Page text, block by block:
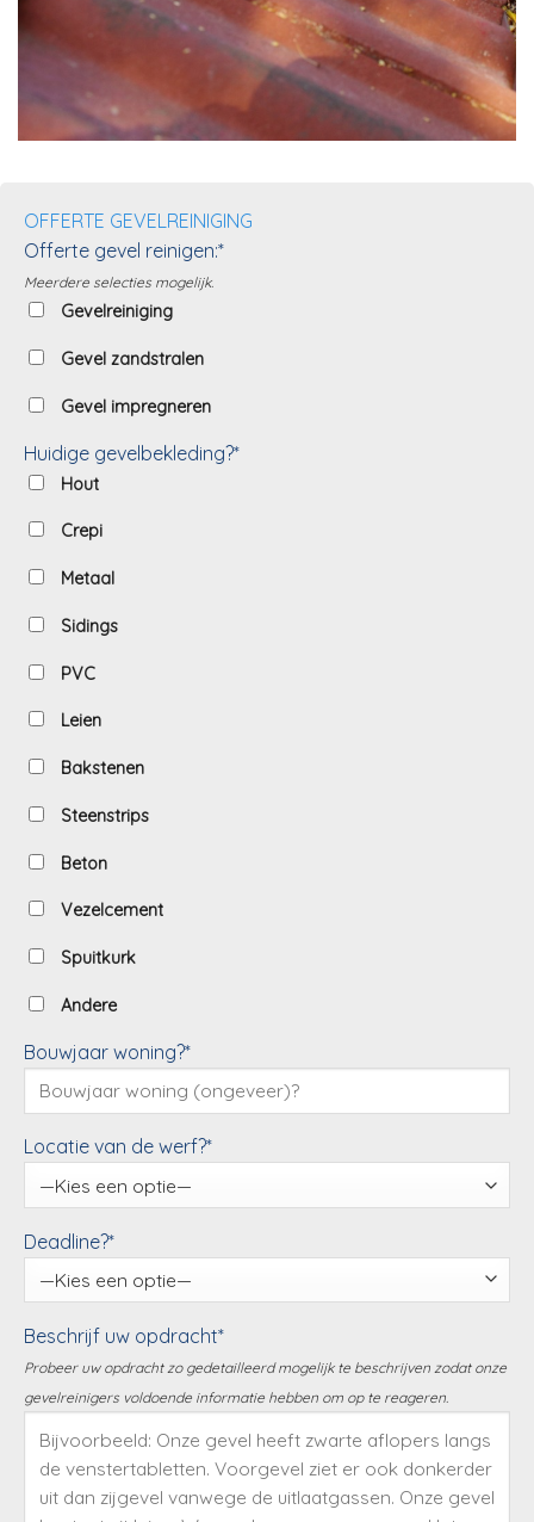
OFFERTE GEVELREINIGING
Offerte gevel reinigen:*
Meerdere selecties mogelijk.
Gevelreiniging
Gevel zandstralen
Gevel impregneren
Huidige gevelbekleding?*
Hout
Crepi
Metaal
Sidings
PVC
Leien
Bakstenen
Steenstrips
Beton
Vezelcement
Spuitkurk
Andere
Bouwjaar woning?*
Locatie van de werf?*
Deadline?*
Beschrijf uw opdracht*
Probeer uw opdracht zo gedetailleerd mogelijk te beschrijven zodat onze
gevelreinigers voldoende informatie hebben om op te reageren.